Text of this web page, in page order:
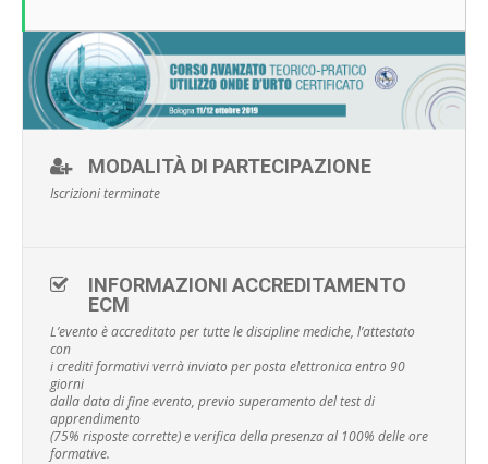
MODALITÀ DI PARTECIPAZIONE
Iscrizioni terminate
INFORMAZIONI ACCREDITAMENTO
ECM
L’evento è accreditato per tutte le discipline mediche, l’attestato
con
i crediti formativi verrà inviato per posta elettronica entro 90
giorni
dalla data di fine evento, previo superamento del test di
apprendimento
(75% risposte corrette) e verifica della presenza al 100% delle ore
formative.